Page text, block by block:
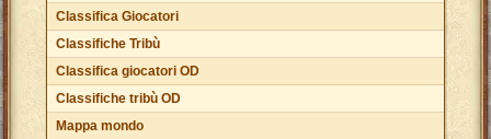
Classifica Giocatori
Classifiche Tribù
Classifica giocatori OD
Classifiche tribù OD
Mappa mondo